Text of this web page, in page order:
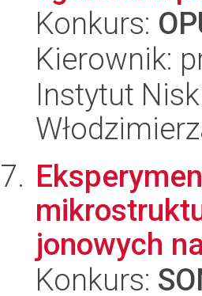
Konkurs:
Kierownik:
Instytut
jonowych
Konkurs: